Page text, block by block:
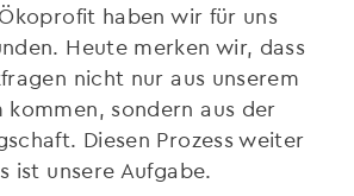
haben wir für uns
Heute merken wir, dass
nicht nur aus unserem
kommen, sondern aus der
Diesen Prozess weiter
ist unsere Aufgabe.